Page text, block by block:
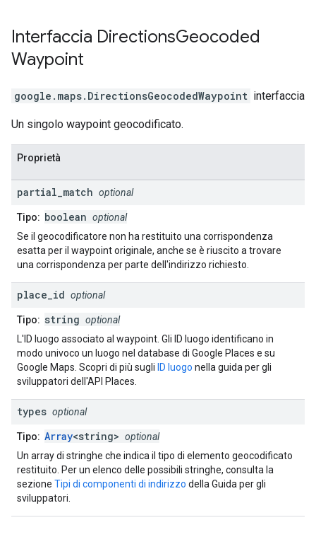
Interfaccia DirectionsGeocoded
Waypoint
google.maps. DirectionsGeocodedWaypoint interfaccia
Un singolo waypoint geocodificato.
Proprietà
partial match optional
Tipo: boolean optional
Se il geocodificatore non ha restituito una corrispondenza
esatta per il waypoint originale, anche se è riuscito a trovare
una corrispondenza per parte dell'indirizzo richiesto.
place id optional
Tipo: string optional
L'ID luogo associato al waypoint. Gli ID luogo identificano in
modo univoco un luogo nel database di Google Places e su
Google Maps. Scopri di più sugli ID luogo nella guida per gli
sviluppatori dell'API Places.
types optional
Tipo: Array<string> optional
Un array di stringhe che indica il tipo di elemento geocodificato
restituito. Per un elenco delle possibili stringhe, consulta la
sezione Tipi di componenti di indirizzo della Guida per gli
sviluppatori.